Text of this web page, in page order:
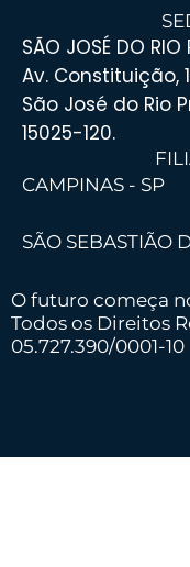
SÃO JOSÉ DO RIO
Av. Constituição,
São José do Rio
15025-120.
CAMPINAS - SP
SÃO SEBASTIÃO
O futuro começa
Todos os Direitos
05.727.390/0001-10